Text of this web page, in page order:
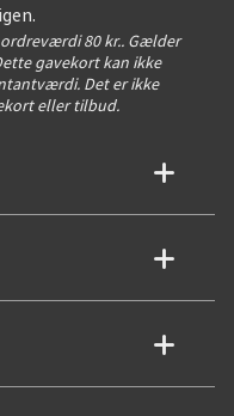
80 kr.. Gælder
gavekort kan ikke
Det er ikke
eller tilbud.